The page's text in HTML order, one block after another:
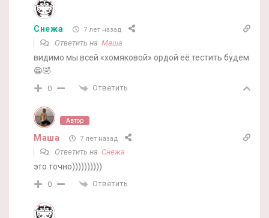
Снежа 7 лет назад
Ответить на Маша
видимо мы всей «хомяковой» ордой её тестить будем
😁🤣
0 Ответить
Автор
Маша 7 лет назад
Ответить на Снежа
это точно))))))))))
0 Ответить